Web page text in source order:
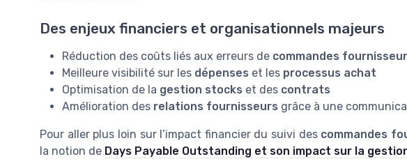
Des enjeux financiers et organisationnels majeurs
Réduction des coûts liés aux erreurs de commandes
Meilleure visibilité sur les dépenses et les processus achat
Optimisation de la gestion stocks et des contrats
Amélioration des relations fournisseurs grâce à une
Pour aller plus loin sur l’impact financier du suivi des commandes
la notion de Days Payable Outstanding et son impact sur la